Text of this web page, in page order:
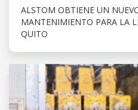
ALSTOM OBTIENE UN
MANTENIMIENTO PARA LA
QUITO